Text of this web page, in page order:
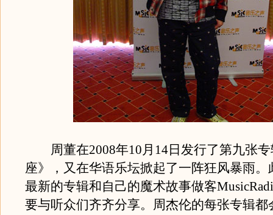
周董在2008年10月14日发行了第九张专
座》，又在华语乐坛掀起了一阵狂风暴雨。
最新的专辑和自己的魔术故事做客
要与听众们齐齐分享。周杰伦的每张专辑都